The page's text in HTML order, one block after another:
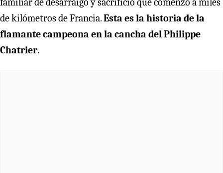
de kilómetros de Francia.Esta es la historia de la
flamante campeona en la cancha del Philippe
Chatrier.